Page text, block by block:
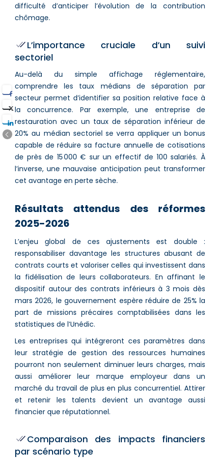
difficulté d’anticiper l’évolution de la contribution
chômage.
L’importance cruciale d’un suivi
sectoriel
Au-delà du simple affichage réglementaire,
comprendre les taux médians de séparation par
secteur permet d’identifier sa position relative face à
la concurrence. Par exemple, une entreprise de
restauration avec un taux de séparation inférieur de
20% au médian sectoriel se verra appliquer un bonus
capable de réduire sa facture annuelle de cotisations
de près de 15 000 € sur un effectif de 100 salariés. À
l’inverse, une mauvaise anticipation peut transformer
cet avantage en perte sèche.
Résultats attendus des réformes
2025-2026
L’enjeu global de ces ajustements est double :
responsabiliser davantage les structures abusant de
contrats courts et valoriser celles qui investissent dans
la fidélisation de leurs collaborateurs. En affinant le
dispositif autour des contrats inférieurs à 3 mois dès
mars 2026, le gouvernement espère réduire de 25% la
part de missions précaires comptabilisées dans les
statistiques de l’Unédic.
Les entreprises qui intégreront ces paramètres dans
leur stratégie de gestion des ressources humaines
pourront non seulement diminuer leurs charges, mais
aussi améliorer leur marque employeur dans un
marché du travail de plus en plus concurrentiel. Attirer
et retenir les talents devient un avantage aussi
financier que réputationnel.
Comparaison des impacts financiers
par scénario type